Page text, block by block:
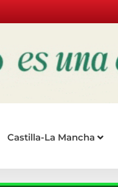
Castilla-La Mancha